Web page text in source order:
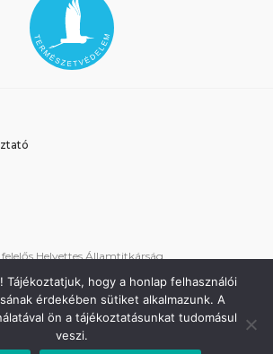
Helyettes Államtitkárság
technikai támogatás:
Tájékoztatjuk, hogy a honlap felhasználói
érdekében sütiket alkalmazunk. A
ön a tájékoztatásunkat tudomásul
veszi.